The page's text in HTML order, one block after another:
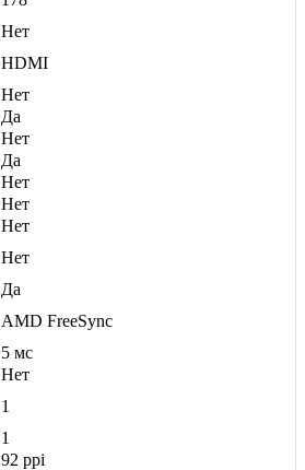
Нет
HDMI
Нет
Да
Нет
Да
Нет
Нет
Нет
Нет
Да
AMD FreeSync
5 мс
Нет
1
1
92 ppi